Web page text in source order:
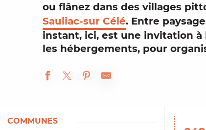
ou flânez dans des villages
Sauliac-sur Célé. Entre
instant, ici, est une invitation à
les hébergements, pour
COMMUNES